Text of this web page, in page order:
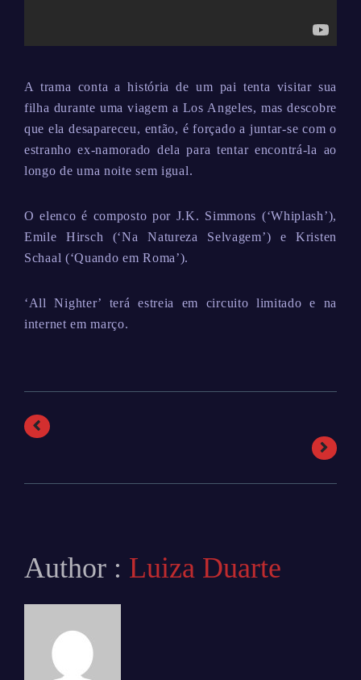
A trama conta a história de um pai tenta visitar sua
filha durante uma viagem a Los Angeles, mas descobre
que ela desapareceu, então, é forçado a juntar-se com o
estranho ex-namorado dela para tentar encontrá-la ao
longo de uma noite sem igual.
O elenco é composto por J.K. Simmons (‘Whiplash’),
Emile Hirsch (‘Na Natureza Selvagem’) e Kristen
Schaal (‘Quando em Roma’).
‘All Nighter’ terá estreia em circuito limitado e na
internet em março.
Author : Luiza Duarte